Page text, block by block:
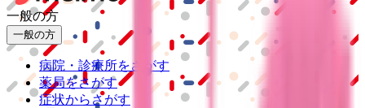
一般の方
一般の方
病院・診療所をさがす
薬局をさがす
症状からさがす